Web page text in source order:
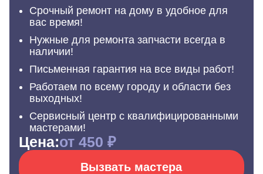
Срочный ремонт на дому в удобное для
вас время!
Нужные для ремонта запчасти всегда в
наличии!
Письменная гарантия на все виды работ!
Работаем по всему городу и области без
выходных!
Сервисный центр с квалифицированными
мастерами!
Цена:от 450 ₽
Вызвать мастера